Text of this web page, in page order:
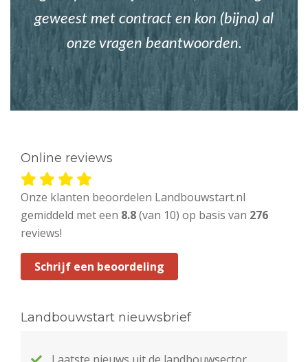
geweest met contract en kon (bijna) al
onze vragen beantwoorden.
Online reviews
Onze klanten beoordelen Landbouwstart.nl
gemiddeld met een 8.8(van 10) op basis van 276
reviews!
Schrijf een beoordeling
Landbouwstart nieuwsbrief